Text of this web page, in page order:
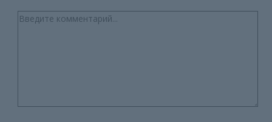
Введите